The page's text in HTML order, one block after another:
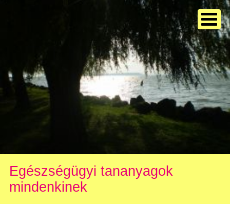
Egészségügyi tananyagok
mindenkinek